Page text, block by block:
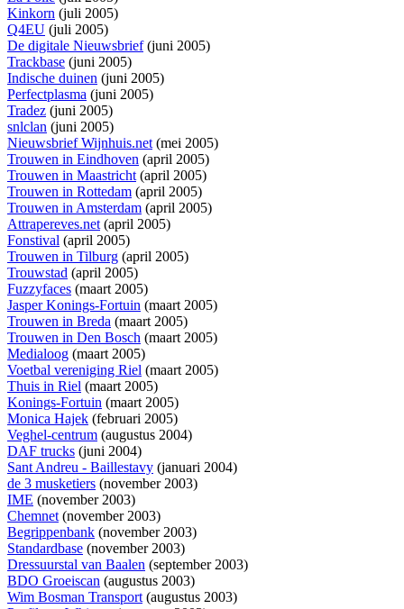
Kinkorn (juli 2005)
Q4EU (juli 2005)
De digitale Nieuwsbrief(juni 2005)
Trackbase (juni 2005)
Indische duinen (juni 2005)
Perfectplasma (juni 2005)
Tradez (juni 2005)
snlclan (juni 2005)
Nieuwsbrief Wijnhuis.net(mei 2005)
Trouwen in Eindhoven (april 2005)
Trouwen in Maastricht(april 2005)
Trouwen in Rottedam (april 2005)
Trouwen in Amsterdam (april 2005)
Attrapereves.net(april 2005)
Fonstival (april 2005)
Trouwen in Tilburg (april 2005)
Trouwstad (april 2005)
Fuzzyfaces (maart 2005)
Jasper Konings-Fortuin (maart 2005)
Trouwen in Breda (maart 2005)
Trouwen in Den Bosch (maart 2005)
Medialoog (maart 2005)
Voetbal vereniging Riel (maart 2005)
Thuis in Riel (maart 2005)
Konings-Fortuin (maart 2005)
Monica Hajek (februari 2005)
Veghel-centrum (augustus 2004)
DAF trucks (juni 2004)
Sant Andreu - Baillestavy (januari 2004)
de 3 musketiers (november 2003)
IME (november 2003)
Chemnet(november 2003)
Begrippenbank (november 2003)
Standardbase (november 2003)
Dressuurstal van Baalen (september 2003)
BDO Groeiscan (augustus 2003)
Wim Bosman Transport(augustus 2003)